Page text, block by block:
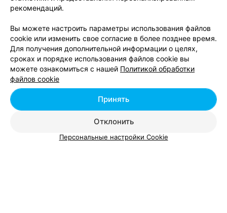
С творогом и клубникой
от 4 руб.
С творогом и черникой
от 4 руб.
С творогом, персиком и малиной
от 4 руб.
С черникой
от 4 руб.
С шоколадно-ореховой пастой
от 5 руб.
Со сливочно-лимонным кремом
Со смородиной
рекомендаций.
Вы можете настроить параметры использования файлов
cookie или изменить свое согласие в более позднее время.
Для получения дополнительной информации о целях,
сроках и порядке использования файлов cookie вы
можете ознакомиться с нашей Политикой обработки
файлов cookie
Отклонить
Принять
Персональные настройки Cookie